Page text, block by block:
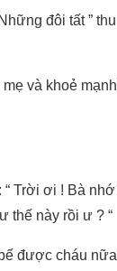
đôi tất ”
và khoẻ
Trời ơi ! Bà
thế này rồi ư ? “
được cháu